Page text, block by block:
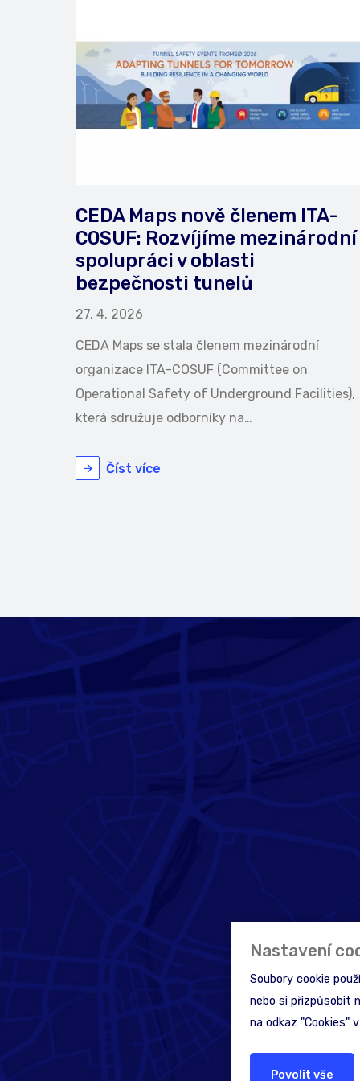
CEDA Maps nově členem ITA-
COSUF: Rozvíjíme mezinárodní
spolupráci v oblasti
bezpečnosti tunelů
27. 4. 2026
CEDA Maps se stala členem mezinárodní
organizace ITA-COSUF (Committee on
Operational Safety of Underground Facilities),
která sdružuje odborníky na…
Číst více
Nastavení
Soubory cookie
nebo si přizpůsobit
na odkaz "Cookies"
Povolit vše